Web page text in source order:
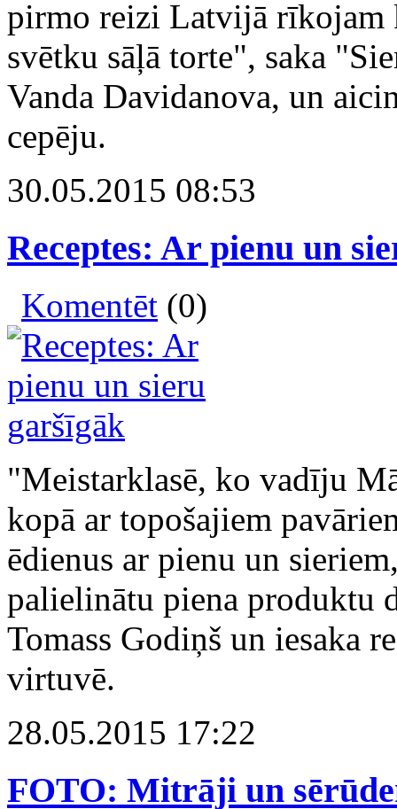
pirmo reizi Latvijā rīkojam
svētku sāļā torte", saka
Vanda Davidanova, un
cepēju.
30.05.2015 08:53
Receptes: Ar pienu un
Komentēt (0)
"Meistarklasē, ko vadīju
kopā ar topošajiem
ēdienus ar pienu un
palielinātu piena produktu
Tomass Godiņš un iesaka
virtuvē.
28.05.2015 17:22
FOTO: Mitrāji un